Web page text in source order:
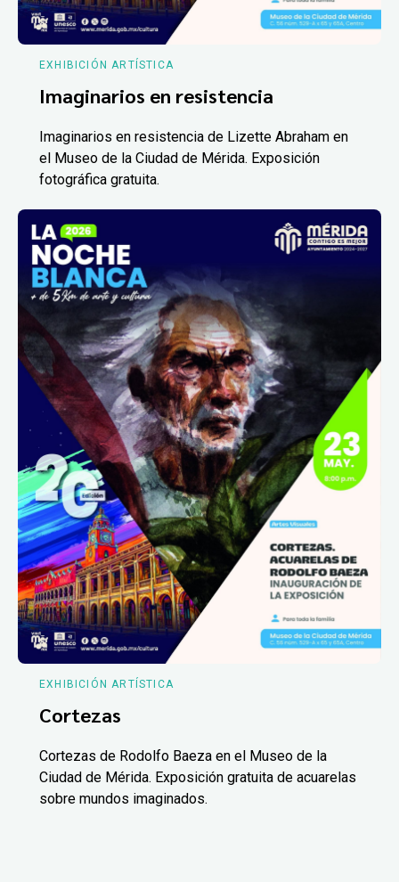
EXHIBICIÓN ARTÍSTICA
Imaginarios en resistencia
Imaginarios en resistencia de Lizette Abraham en
el Museo de la Ciudad de Mérida. Exposición
fotográfica gratuita.
EXHIBICIÓN ARTÍSTICA
Cortezas
Cortezas de Rodolfo Baeza en el Museo de la
Ciudad de Mérida. Exposición gratuita de acuarelas
sobre mundos imaginados.